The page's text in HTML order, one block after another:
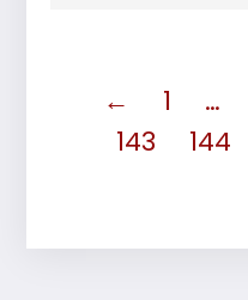
← 1 …
143
144